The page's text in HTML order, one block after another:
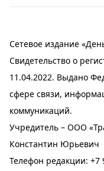
Сетевое издание
Свидетельство о
11.04.2022. Выдано
сфере связи,
коммуникаций.
Учредитель – ООО
Константин Юрьевич
Телефон редакции: +7